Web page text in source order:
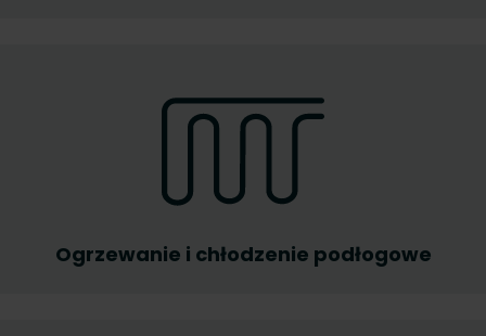
Ogrzewanie i chłodzenie podłogowe